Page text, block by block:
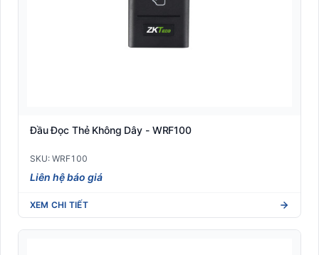
Đầu Đọc Thẻ Không Dây - WRF100
SKU: WRF100
Liên hệ báo giá
XEM CHI TIẾT